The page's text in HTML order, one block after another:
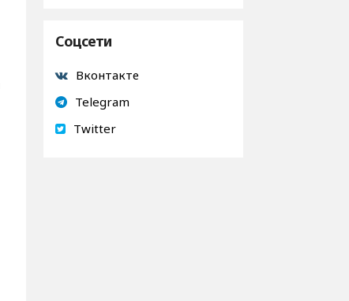
Соцсети
Вконтакте
Telegram
Twitter